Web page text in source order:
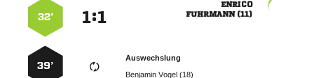

 
:
32’
Auswechslung
  
39’